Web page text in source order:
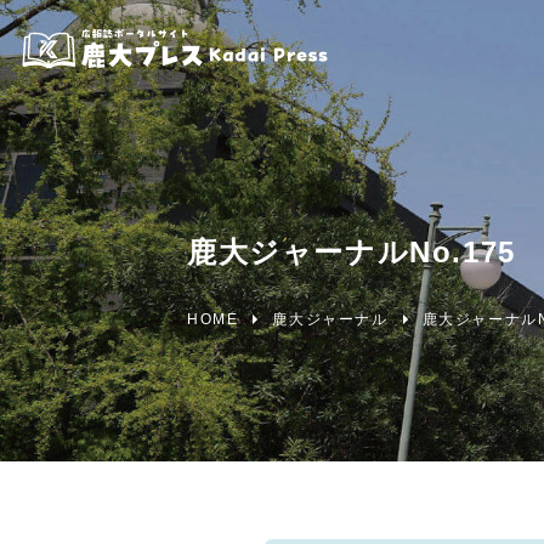
鹿大ジャーナルNo.175
HOME 鹿大ジャーナル 鹿大ジャーナ